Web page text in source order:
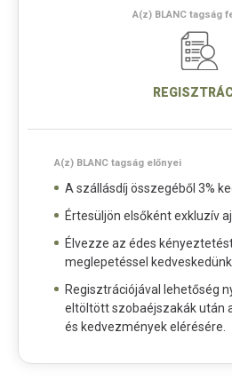
A(z) BLANC tagság
A(z) BLANC tagság előnyei
A szállásdíj összegéből 3%
Értesüljön elsőként exkluzív
Élvezze az édes
meglepetéssel
Regisztrációjával lehetőség
eltöltött szobaéjszakák után
és kedvezmények elérésére.